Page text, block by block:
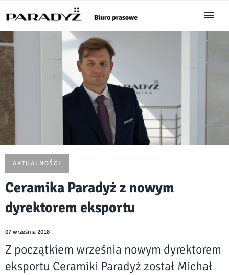
AKTUALNOŚCI
Ceramika Paradyż z nowym
dyrektorem eksportu
07 września 2018
Z początkiem września nowym dyrektorem
eksportu Ceramiki Paradyż został Michał